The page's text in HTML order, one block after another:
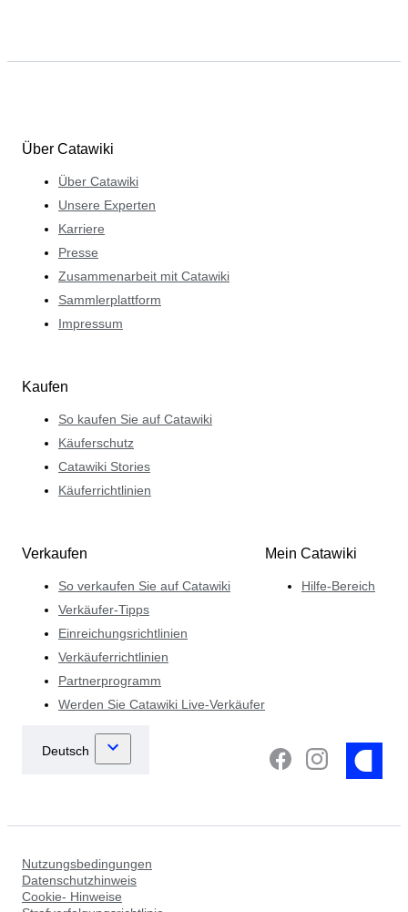
Über Catawiki
Über Catawiki
Unsere Experten
Karriere
Presse
Zusammenarbeit mit Catawiki
Sammlerplattform
Impressum
Kaufen
So kaufen Sie auf Catawiki
Käuferschutz
Catawiki Stories
Käuferrichtlinien
Verkaufen
So verkaufen Sie auf Catawiki
Verkäufer-Tipps
Einreichungsrichtlinien
Verkäuferrichtlinien
Partnerprogramm
Werden Sie Catawiki Live-Verkäufer
Mein Catawiki
Hilfe-Bereich
Nutzungsbedingungen
Datenschutzhinweis
Cookie- Hinweise